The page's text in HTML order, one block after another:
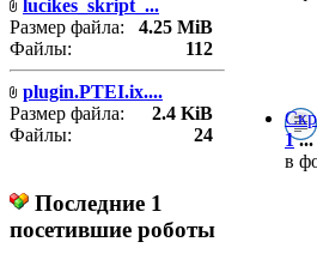
lucikes_skript_...
Размер файла:
4.25 MiB
Файлы:
112
plugin.PTEI.ix....
Размер файла:
2.4 KiB
Файлы:
24
Последние 1
посетившие роботы
1...
в